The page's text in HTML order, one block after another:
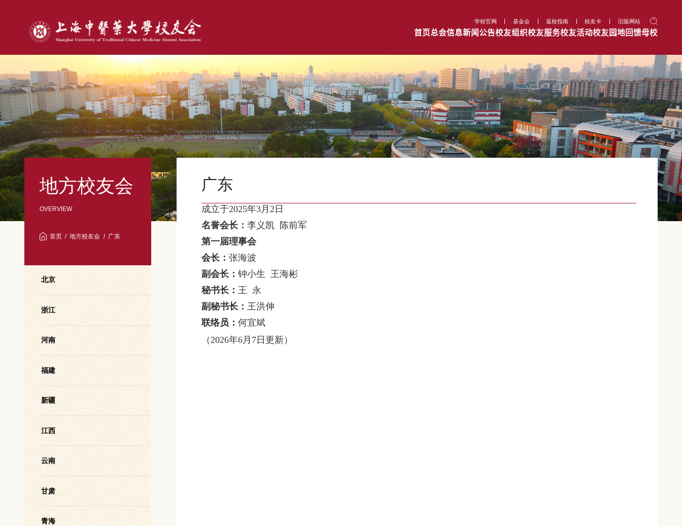
学校官网 基金会 返校指南 校友卡 旧版网站
首页总会信息新闻公告校友组织校友服务校友活动校友园地回馈母校
地方校友会
首页 地方校友会 广东
北京
浙江
河南
福建
新疆
江西
云南
甘肃
青海
广东
成立于2025年3月 2 日
名誉会长： 李义凯 陈前军
第一届理事会
会长： 张海波
副会长： 钟小生 王海彬
秘书长： 王 永
副秘书长： 王洪伸
联络员： 何宜斌
（ 2026年6月7日更新）